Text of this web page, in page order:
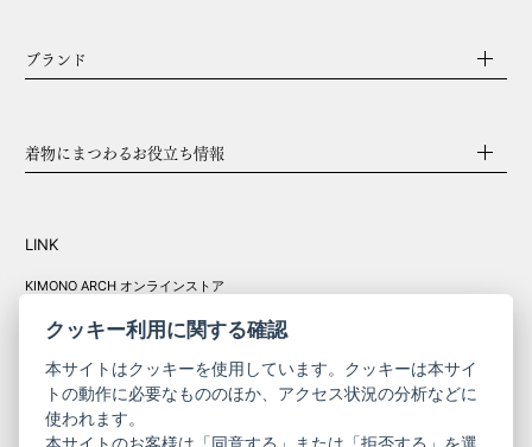
ブランド
着物にまつわるお役立ち情報
LINK
KIMONO ARCH オンラインストア
きものやまと振
クッキー利用に関する確認
本サイトはクッキーを使用しています。クッキーは本サイ
トの動作に必要なもののほか、アクセス状況の分析などに
使われます。
本サイトのお客様は「同意する」または「拒否する」を選